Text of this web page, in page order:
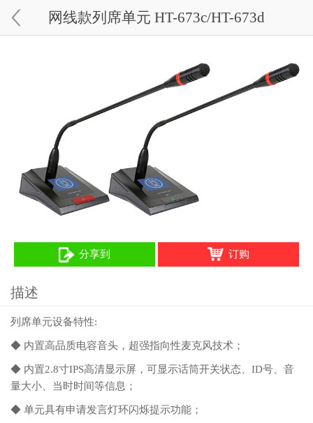
网线款列席单元 HT-673c/HT-673d
分享到 订购
描述
列席单元设备特性:
◆ 内置高品质电容音头，超强指向性麦克风技术；
◆ 内置2.8寸IPS高清显示屏，可显示话筒开关状态、ID号、音
量大小、当时时间等信息；
◆ 单元具有申请发言灯环闪烁提示功能；